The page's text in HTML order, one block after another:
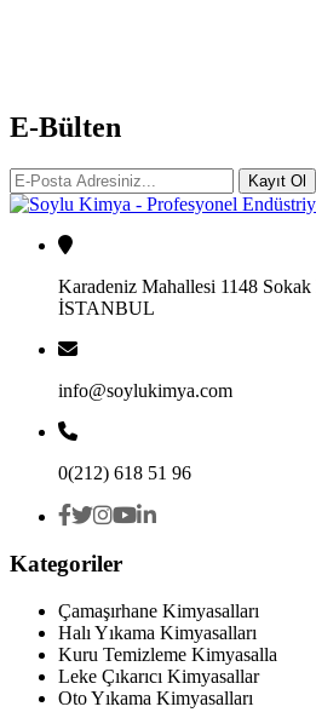
E-Bülten
Kayıt Ol
Karadeniz Mahallesi 1148
İSTANBUL
info@soylukimya.com
0(212) 618 51 96
Kategoriler
Çamaşırhane Kimyasalları
Halı Yıkama Kimyasalları
Kuru Temizleme Kimyasalla
Leke Çıkarıcı Kimyasallar
Oto Yıkama Kimyasalları